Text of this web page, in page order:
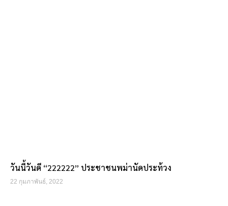
วันนี้วันดี “222222” ประชาชนพม่านัดประท้วง
22 กุมภาพันธ์, 2022